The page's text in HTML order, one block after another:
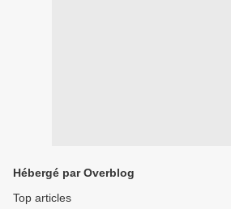
Hébergé par Overblog
Top articles